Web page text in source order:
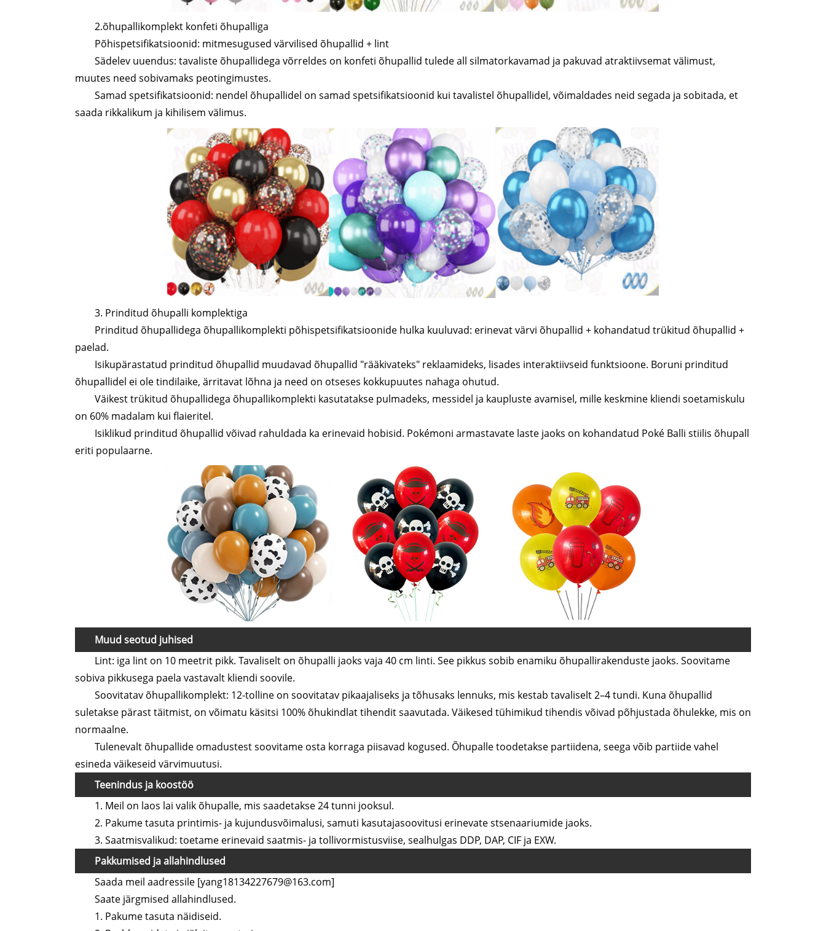
2.õhupallikomplekt konfeti õhupalliga
Põhispetsifikatsioonid: mitmesugused värvilised õhupallid + lint
Sädelev uuendus: tavaliste õhupallidega võrreldes on konfeti õhupallid tulede all silmatorkavamad ja pakuvad atraktiivsemat välimust,
muutes need sobivamaks peotingimustes.
Samad spetsifikatsioonid: nendel õhupallidel on samad spetsifikatsioonid kui tavalistel õhupallidel, võimaldades neid segada ja sobitada, et
saada rikkalikum ja kihilisem välimus.
3. Prinditud õhupalli komplektiga
Prinditud õhupallidega õhupallikomplekti põhispetsifikatsioonide hulka kuuluvad: erinevat värvi õhupallid + kohandatud trükitud õhupallid +
paelad.
Isikupärastatud prinditud õhupallid muudavad õhupallid "rääkivateks" reklaamideks, lisades interaktiivseid funktsioone. Boruni prinditud
õhupallidel ei ole tindilaike, ärritavat lõhna ja need on otseses kokkupuutes nahaga ohutud.
Väikest trükitud õhupallidega õhupallikomplekti kasutatakse pulmadeks, messidel ja kaupluste avamisel, mille keskmine kliendi soetamiskulu
on 60% madalam kui flaieritel.
Isiklikud prinditud õhupallid võivad rahuldada ka erinevaid hobisid. Pokémoni armastavate laste jaoks on kohandatud Poké Balli stiilis õhupall
eriti populaarne.
Muud seotud juhised
Lint: iga lint on 10 meetrit pikk. Tavaliselt on õhupalli jaoks vaja 40 cm linti. See pikkus sobib enamiku õhupallirakenduste jaoks. Soovitame
sobiva pikkusega paela vastavalt kliendi soovile.
Soovitatav õhupallikomplekt: 12-tolline on soovitatav pikaajaliseks ja tõhusaks lennuks, mis kestab tavaliselt 2–4 tundi. Kuna õhupallid
suletakse pärast täitmist, on võimatu käsitsi 100% õhukindlat tihendit saavutada. Väikesed tühimikud tihendis võivad põhjustada õhulekke, mis on
normaalne.
Tulenevalt õhupallide omadustest soovitame osta korraga piisavad kogused. Õhupalle toodetakse partiidena, seega võib partiide vahel
esineda väikeseid värvimuutusi.
Teenindus ja koostöö
1. Meil ​​on laos lai valik õhupalle, mis saadetakse 24 tunni jooksul.
2. Pakume tasuta printimis- ja kujundusvõimalusi, samuti kasutajasoovitusi erinevate stsenaariumide jaoks.
3. Saatmisvalikud: toetame erinevaid saatmis- ja tollivormistusviise, sealhulgas DDP, DAP, CIF ja EXW.
Pakkumised ja allahindlused
Saada meil aadressile [yang18134227679@163.com]
Saate järgmised allahindlused.
1. Pakume tasuta näidiseid.